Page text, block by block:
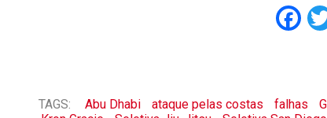
TAGS: Abu Dhabi ataque pelas costas falhas